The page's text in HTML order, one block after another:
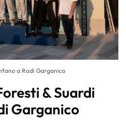
a Rodi Garganico
& Suardi
Garganico